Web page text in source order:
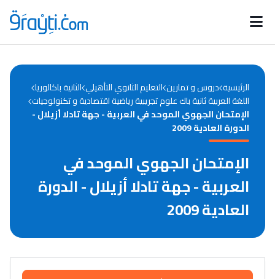
Catégories
d'actualités
Annonces bourses
الرئيسية دروس و تمارين التعليم الثانوي التأهيلي الثانية باكالوريا
اللغة العربية ثانية باك علوم تجريبية رياضية اقتصادية و تكنولوجيات
الإمتحان الجهوي الموحد في العربية - جهة تادلا أزيلال -
الدورة العادية 2009
الإمتحان الجهوي الموحد في
العربية - جهة تادلا أزيلال - الدورة
العادية 2009